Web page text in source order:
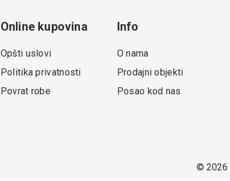
Online kupovina
Opšti uslovi
Politika privatnosti
Povrat robe
Info
O nama
Prodajni objekti
Posao kod nas
©